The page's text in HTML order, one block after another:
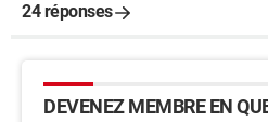
24 réponses
DEVENEZ MEMBRE EN